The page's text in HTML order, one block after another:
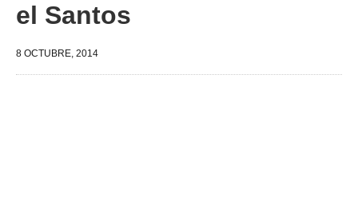
el Santos
8 OCTUBRE, 2014